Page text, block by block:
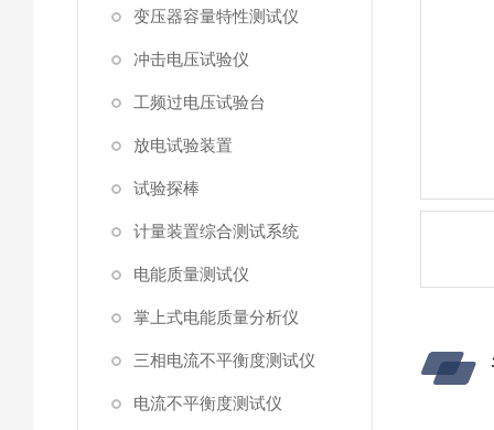
变压器容量特性测试仪
冲击电压试验仪
工频过电压试验台
放电试验装置
试验探棒
计量装置综合测试系统
电能质量测试仪
掌上式电能质量分析仪
三相电流不平衡度测试仪
电流不平衡度测试仪